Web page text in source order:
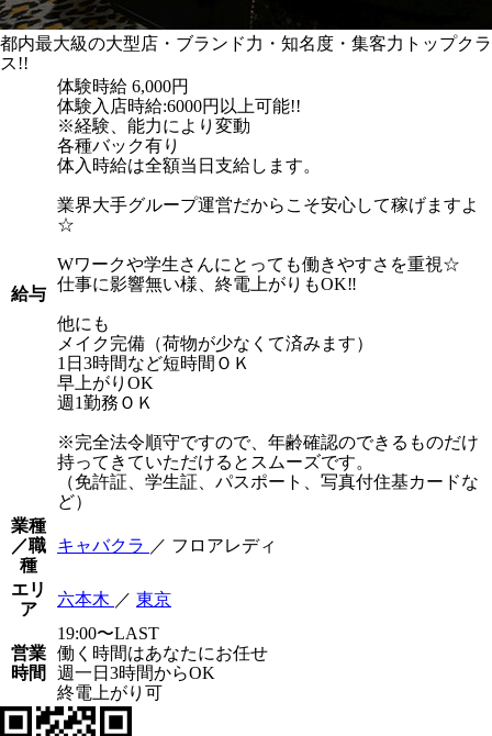
都内最大級の大型店・ブランド力・知名度・集客力トップクラ
ス!!
給与
体験時給 6,000円
体験入店時給:6000円以上可能!!
※経験、能力により変動
各種バック有り
体入時給は全額当日支給します。
業界大手グループ運営だからこそ安心して稼げますよ
☆
Wワークや学生さんにとっても働きやすさを重視☆
仕事に影響無い様、終電上がりもOK‼
他にも
メイク完備（荷物が少なくて済みます）
1日3時間など短時間ＯＫ
早上がりOK
週1勤務ＯＫ
※完全法令順守ですので、年齢確認のできるものだけ
持ってきていただけるとスムーズです。
（免許証、学生証、パスポート、写真付住基カードな
ど）
業種
／職
種
キャバクラ ／ フロアレディ
エリ
ア
六本木 ／ 東京
営業
時間
19:00〜LAST
働く時間はあなたにお任せ
週一日3時間からOK
終電上がり可